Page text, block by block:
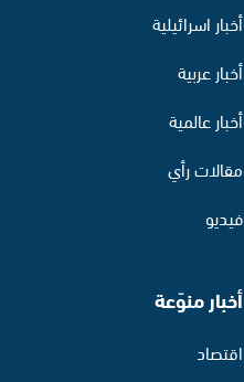
أخبار اسرائيلية
أخبار عربية
أخبار عالمية
مقالات رأي
فيديو
أخبار منوّعة
اقتصاد